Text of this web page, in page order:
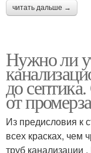
читать дальше →
Нужно ли
до
от
Из предисловия к
всех красках, чем
труб